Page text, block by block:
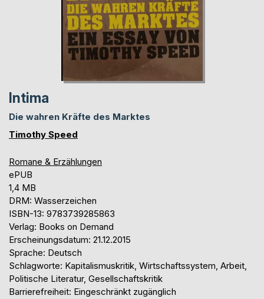
Intima
Die wahren Kräfte des Marktes
Timothy Speed
Romane & Erzählungen
ePUB
1,4 MB
DRM: Wasserzeichen
ISBN-13: 9783739285863
Verlag: Books on Demand
Erscheinungsdatum: 21.12.2015
Sprache: Deutsch
Schlagworte: Kapitalismuskritik, Wirtschaftssystem, Arbeit,
Politische Literatur, Gesellschaftskritik
Barrierefreiheit: Eingeschränkt zugänglich